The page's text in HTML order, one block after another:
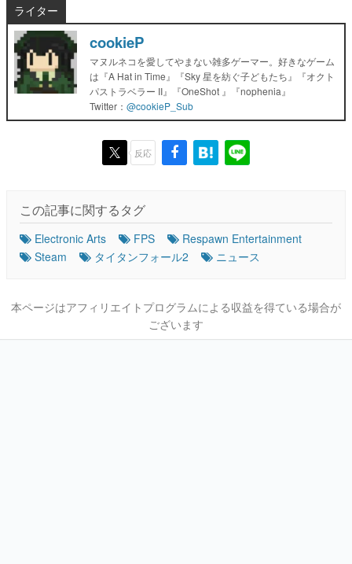
ライター
cookieP
マヌルネコを愛してやまない雑多ゲーマー。好きなゲーム
は『A Hat in Time』『Sky 星を紡ぐ子どもたち』『オクト
パストラベラー II』『OneShot 』『nophenia』
Twitter： @cookieP_Sub
反応
この記事に関するタグ
Electronic Arts FPS
Respawn Entertainment
Steam
タイタンフォール2 ニュース
本ページはアフィリエイトプログラムによる収益を得ている場合が
ございます